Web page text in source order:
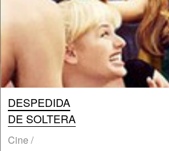
DESPEDIDA
DE SOLTERA
Cine /